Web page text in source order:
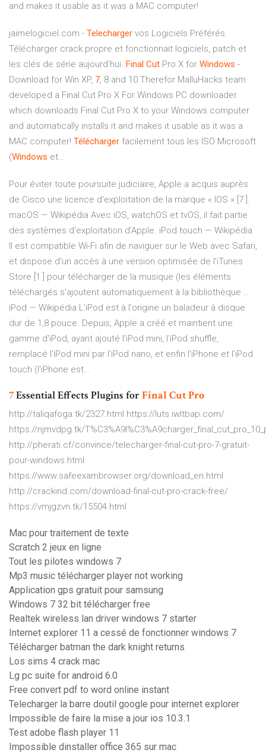
and makes it usable as it was a MAC computer!
jaimelogiciel.com - Telecharger vos Logiciels Préférés.
Télécharger crack propre et fonctionnait logiciels, patch et
les clés de série aujourd'hui. Final Cut Pro X for Windows -
Download for Win XP, 7, 8 and 10 Therefor MalluHacks team
developed a Final Cut Pro X For Windows PC downloader
which downloads Final Cut Pro X to your Windows computer
and automatically installs it and makes it usable as it was a
MAC computer! Télécharger facilement tous les ISO Microsoft
(Windows et…
Pour éviter toute poursuite judiciaire, Apple a acquis auprès
de Cisco une licence d'exploitation de la marque « IOS » [7 ].
macOS — Wikipédia Avec iOS, watchOS et tvOS, il fait partie
des systèmes d'exploitation d'Apple. iPod touch — Wikipédia
Il est compatible Wi-Fi afin de naviguer sur le Web avec Safari,
et dispose d'un accès à une version optimisée de l'iTunes
Store [1 ] pour télécharger de la musique (les éléments
téléchargés s'ajoutent automatiquement à la bibliothèque …
iPod — Wikipédia L'iPod est à l'origine un baladeur à disque
dur de 1,8 pouce. Depuis, Apple a créé et maintient une
gamme d'iPod, ayant ajouté l'iPod mini, l'iPod shuffle,
remplacé l'iPod mini par l'iPod nano, et enfin l'iPhone et l'iPod
touch (l'iPhone est…
7Essential Effects Plugins for FinalCutPro
http://taliqafoga.tk/2327.html https://luts.iwltbap.com/
https://njmvdpg.tk/
http://pherati.cf/convince/telecharger-final-cut-pro-7-gratuit-
pour-windows.html
https://www.safeexambrowser.org/download_en.html
http://crackind.com/download-final-cut-pro-crack-free/
https://vmjgzvn.tk/15504.html
Mac pour traitement de texte
Scratch 2 jeux en ligne
Tout les pilotes windows 7
Mp3 music télécharger player not working
Application gps gratuit pour samsung
Windows 7 32 bit télécharger free
Realtek wireless lan driver windows 7 starter
Internet explorer 11 a cessé de fonctionner windows 7
Télécharger batman the dark knight returns
Los sims 4 crack mac
Lg pc suite for android 6.0
Free convert pdf to word online instant
Telecharger la barre doutil google pour internet explorer
Impossible de faire la mise a jour ios 10.3.1
Test adobe flash player 11
Impossible dinstaller office 365 sur mac